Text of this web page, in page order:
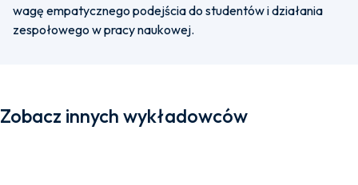
wagę empatycznego podejścia do studentów i działania
zespołowego w pracy naukowej.
Zobacz innych wykładowców